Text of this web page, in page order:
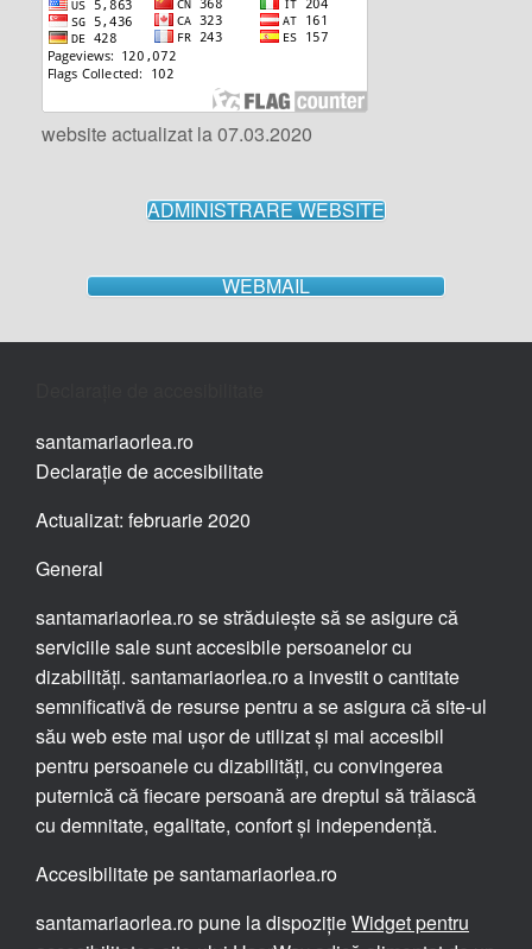
website actualizat la 07.03.2020
ADMINISTRARE WEBSITE
WEBMAIL
santamariaorlea.ro
Declarație de accesibilitate
Actualizat: februarie 2020
General
santamariaorlea.ro se străduiește să se asigure că
serviciile sale sunt accesibile persoanelor cu
dizabilități. santamariaorlea.ro a investit o cantitate
semnificativă de resurse pentru a se asigura că site-ul
său web este mai ușor de utilizat și mai accesibil
pentru persoanele cu dizabilități, cu convingerea
puternică că fiecare persoană are dreptul să trăiască
cu demnitate, egalitate, confort și independență.
Accesibilitate pe santamariaorlea.ro
santamariaorlea.ro pune la dispozițieWidget pentru